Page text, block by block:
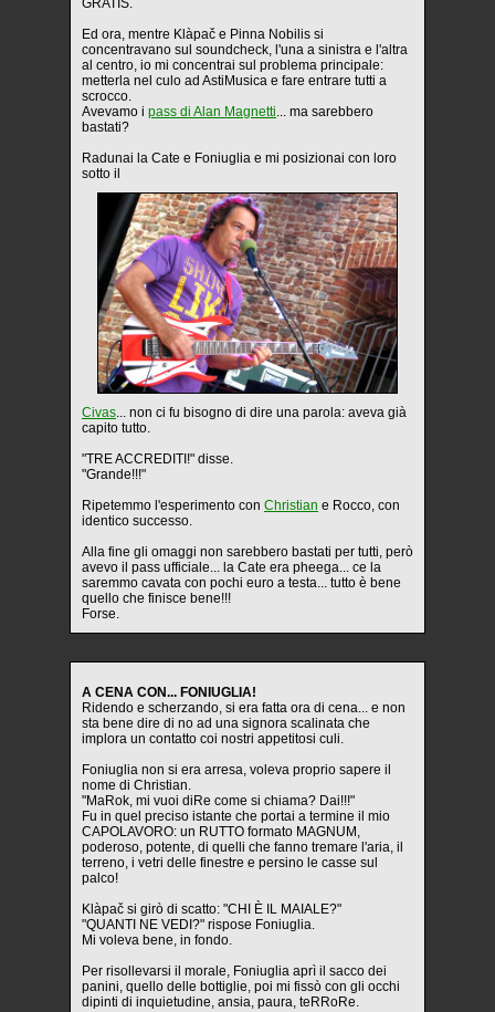
GRATIS.
Ed ora, mentre Klàpač e Pinna Nobilis si
concentravano sul soundcheck, l'una a sinistra e l'altra
al centro, io mi concentrai sul problema principale:
metterla nel culo ad AstiMusica e fare entrare tutti a
scrocco.
Avevamo i pass di Alan Magnetti... ma sarebbero
bastati?
Radunai la Cate e Foniuglia e mi posizionai con loro
sotto il
Civas... non ci fu bisogno di dire una parola: aveva già
capito tutto.
"TRE ACCREDITI!" disse.
"Grande!!!"
Ripetemmo l'esperimento con Christian e Rocco, con
identico successo.
Alla fine gli omaggi non sarebbero bastati per tutti, però
avevo il pass ufficiale... la Cate era pheega... ce la
saremmo cavata con pochi euro a testa... tutto è bene
quello che finisce bene!!!
Forse.
A CENA CON... FONIUGLIA!
Ridendo e scherzando, si era fatta ora di cena... e non
sta bene dire di no ad una signora scalinata che
implora un contatto coi nostri appetitosi culi.
Foniuglia non si era arresa, voleva proprio sapere il
nome di Christian.
"MaRok, mi vuoi diRe come si chiama? Dai!!!"
Fu in quel preciso istante che portai a termine il mio
CAPOLAVORO: un RUTTO formato MAGNUM,
poderoso, potente, di quelli che fanno tremare l'aria, il
terreno, i vetri delle finestre e persino le casse sul
palco!
Klàpač si girò di scatto: "CHI È IL MAIALE?"
"QUANTI NE VEDI?" rispose Foniuglia.
Mi voleva bene, in fondo.
Per risollevarsi il morale, Foniuglia aprì il sacco dei
panini, quello delle bottiglie, poi mi fissò con gli occhi
dipinti di inquietudine, ansia, paura, teRRoRe.